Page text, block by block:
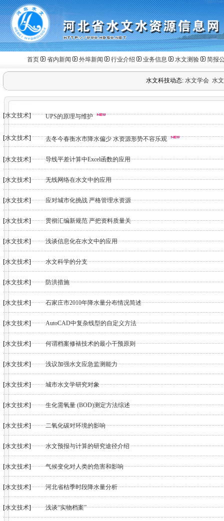
首页 省内新闻 外埠新闻 行业介绍 业务信息 水文测验 简报
水文科技动态: 水文学会 水
[水文技术] UPS的原理与维护
[水文技术] 去冬今春衡水市降水偏少 水资源形势不容乐观
[水文技术] 导线平差计算中Excel函数的应用
[水文技术] 无线网络在水文中的应用
[水文技术] 应对城市化挑战 严格管理水资源
[水文技术] 贯彻汇编新规范 严把资料质量关
[水文技术] 浅谈信息化在水文中的应用
[水文技术] 水文科学的分支
[水文技术] 防洪措施
[水文技术] 石家庄市2010年降水量分布情况简述
[水文技术] AutoCAD中复杂线型的自定义方法
[水文技术] 何谓档案修裱技术的最小干预原则
[水文技术] 浅议加强水文应急监测能力
[水文技术] 城市水文学研究对象
[水文技术] 生化需氧量 (BOD)测定方法综述
[水文技术] 二氧化碳对环境的影响
[水文技术] 水文预报与计算的研究途径介绍
[水文技术] 气候变化对人类的危害和影响
[水文技术] 河北省枯季时段降水量分析
[水文技术] 浅谈“实物档案”